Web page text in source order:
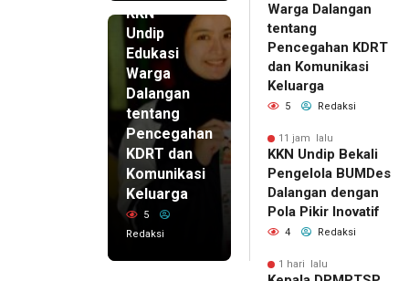
KKN
Undip
Edukasi
Warga
Dalangan
tentang
Pencegahan
KDRT dan
Komunikasi
Keluarga
5
Redaksi
Warga Dalangan
tentang
Pencegahan KDRT
dan Komunikasi
Keluarga
5 Redaksi
11 jam lalu
KKN Undip Bekali
Pengelola BUMDes
Dalangan dengan
Pola Pikir Inovatif
4 Redaksi
1 hari lalu